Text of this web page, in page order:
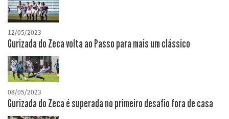
12/05/2023
Gurizada do Zeca volta ao Passo para mais um clássico
08/05/2023
Gurizada do Zeca é superada no primeiro desafio fora de casa